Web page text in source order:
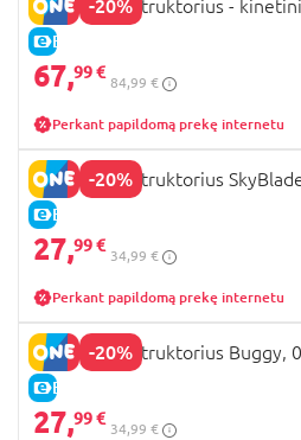
-20%
E-KAINA
REVELL konstruktorius -
67,99 €
84,99 €
Perkant papildomą prekę internetu
-20%
E-KAINA
REVELL konstruktorius
27,99 €
34,99 €
Perkant papildomą prekę internetu
-20%
E-KAINA
REVELL konstruktorius Buggy,
27,99 €
34,99 €